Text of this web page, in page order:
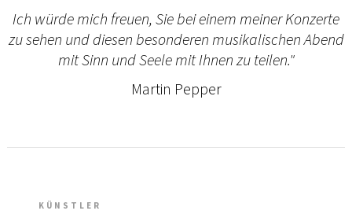
Ich würde mich freuen, Sie bei einem meiner Konzerte
zu sehen und diesen besonderen musikalischen Abend
mit Sinn und Seele mit Ihnen zu teilen."
Martin Pepper
KÜNSTLER